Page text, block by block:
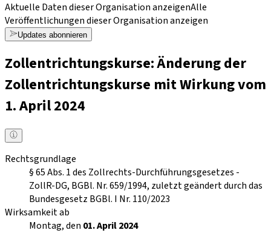
Aktuelle Daten dieser Organisation anzeigenAlle
Veröffentlichungen dieser Organisation anzeigen
Updates abonnieren
Zollentrichtungskurse: Änderung der
Zollentrichtungskurse mit Wirkung vom
1. April 2024
Rechtsgrundlage
§ 65 Abs. 1 des Zollrechts-Durchführungsgesetzes -
ZollR-DG, BGBl. Nr. 659/1994, zuletzt geändert durch das
Bundesgesetz BGBl. I Nr. 110/2023
Wirksamkeit ab
Montag, den 01. April 2024